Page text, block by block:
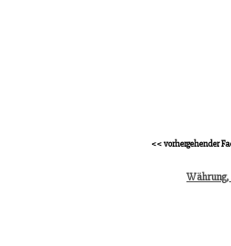
<< vorhergehender